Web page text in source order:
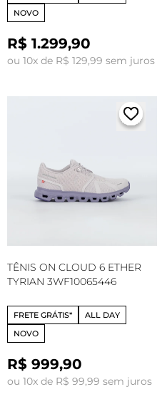
NOVO
R$ 1.299,90
ou 10x de R$ 129,99 sem juros
TÊNIS ON CLOUD 6 ETHER
TYRIAN 3WF10065446
FRETE GRÁTIS*
ALL DAY
NOVO
R$ 999,90
ou 10x de R$ 99,99 sem juros